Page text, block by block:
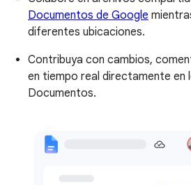
Documentos de Google
diferentes ubicaciones.
Contribuya con cambios,
en tiempo real directamente en
Documentos.